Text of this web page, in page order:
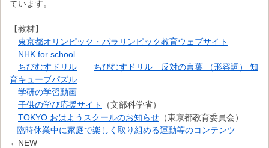
ています。
【教材】
東京都オリンピック・パラリンピック教育ウェブサイト
NHK for school
ちびむすドリル
ちびむすドリル 反対の言葉 （形容詞） 知
育キューブパズル
学研の学習動画
子供の学び応援サイト
（文部科学省）
TOKYO おはようスクールのお知らせ （東京都教育委員会）
臨時休業中に家庭で楽しく取り組める運動等のコンテンツ
←NEW